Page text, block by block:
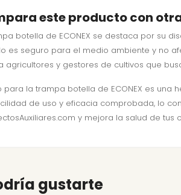
este producto con
botella de ECONEX se destaca por su
es seguro para el medio ambiente y no
agricultores y gestores de cultivos que
para la trampa botella de ECONEX es
de uso y eficacia comprobada, lo
y mejora la salud de tus
gustarte